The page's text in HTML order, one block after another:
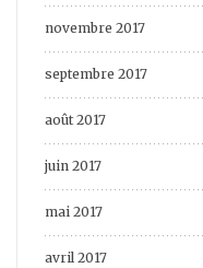
novembre 2017
septembre 2017
août 2017
juin 2017
mai 2017
avril 2017